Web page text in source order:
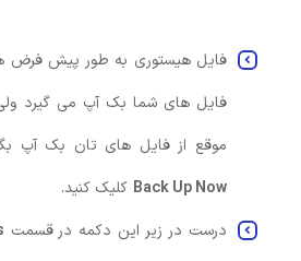
فایل هیستوری به طور پیش فرض
فایل های شما بک آپ می گیرد
موقع از فایل های تان بک آپ
Back Up Now کلیک کنید.
درست در زیر این دکمه در قسمت